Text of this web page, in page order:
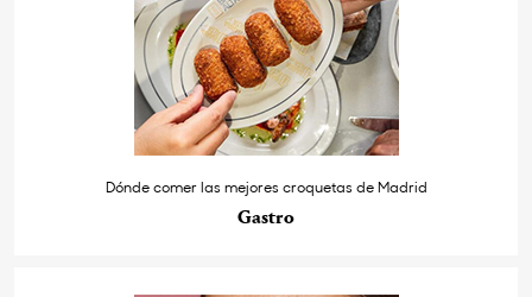
Dónde comer las mejores croquetas de Madrid
Gastro